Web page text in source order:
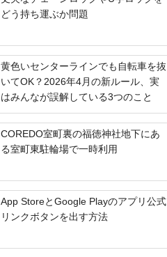
どう持ち運ぶか問題
黄色いセンターラインでも自転車を抜
いてOK？2026年4月の新ルール、実
はみんなが誤解している3つのこと
COREDO室町裏の福徳神社地下にあ
る室町東駐輪場で一時利用
App StoreとGoogle Playのアプリ公式
リンクボタンを出す方法